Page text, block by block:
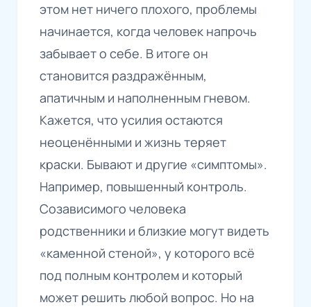
этом нет ничего плохого, проблемы
начинается, когда человек напрочь
забывает о себе. В итоге он
становится раздражённым,
апатичным и наполненным гневом.
Кажется, что усилия остаются
неоценёнными и жизнь теряет
краски. Бывают и другие «симптомы».
Например, повышенный контроль.
Созависимого человека
родственники и близкие могут видеть
«каменной стеной», у которого всё
под полным контролем и который
может решить любой вопрос. Но на